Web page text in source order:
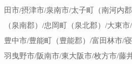
田市/摂津市/泉南市/太子町（南河内
（泉南郡）/忠岡町（泉北郡）/大東
豊中市/豊能町（豊能郡）/富田林市/
羽曳野市/阪南市/東大阪市/枚方市/藤